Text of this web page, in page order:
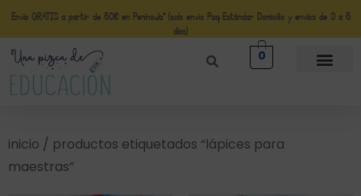
Envío GRATIS a partir de 50€ en Península* (solo envio Paq Estándar Domicilio y envíos de 3 a 5
días)
0
inicio / productos etiquetados “lápices para
maestras”